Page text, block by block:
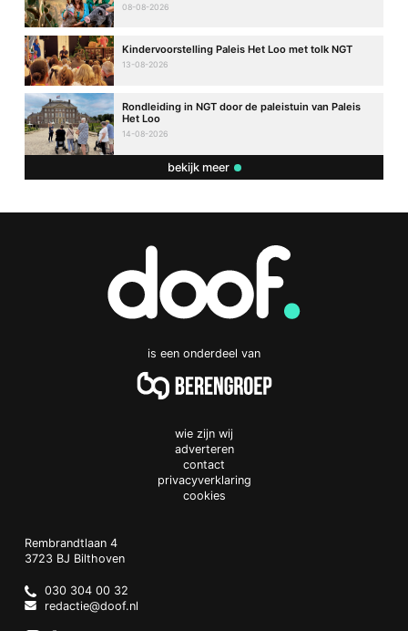
08-08-2026
Kindervoorstelling Paleis Het Loo met tolk NGT
13-08-2026
Rondleiding in NGT door de paleistuin van Paleis
Het Loo
14-08-2026
bekijk meer
is een onderdeel van
wie zijn wij
adverteren
contact
privacyverklaring
cookies
Doof.nl
work
Rembrandtlaan 4
3723 BJ Bilthoven
Netherlands
030 304 00 32
redactie@doof.nl